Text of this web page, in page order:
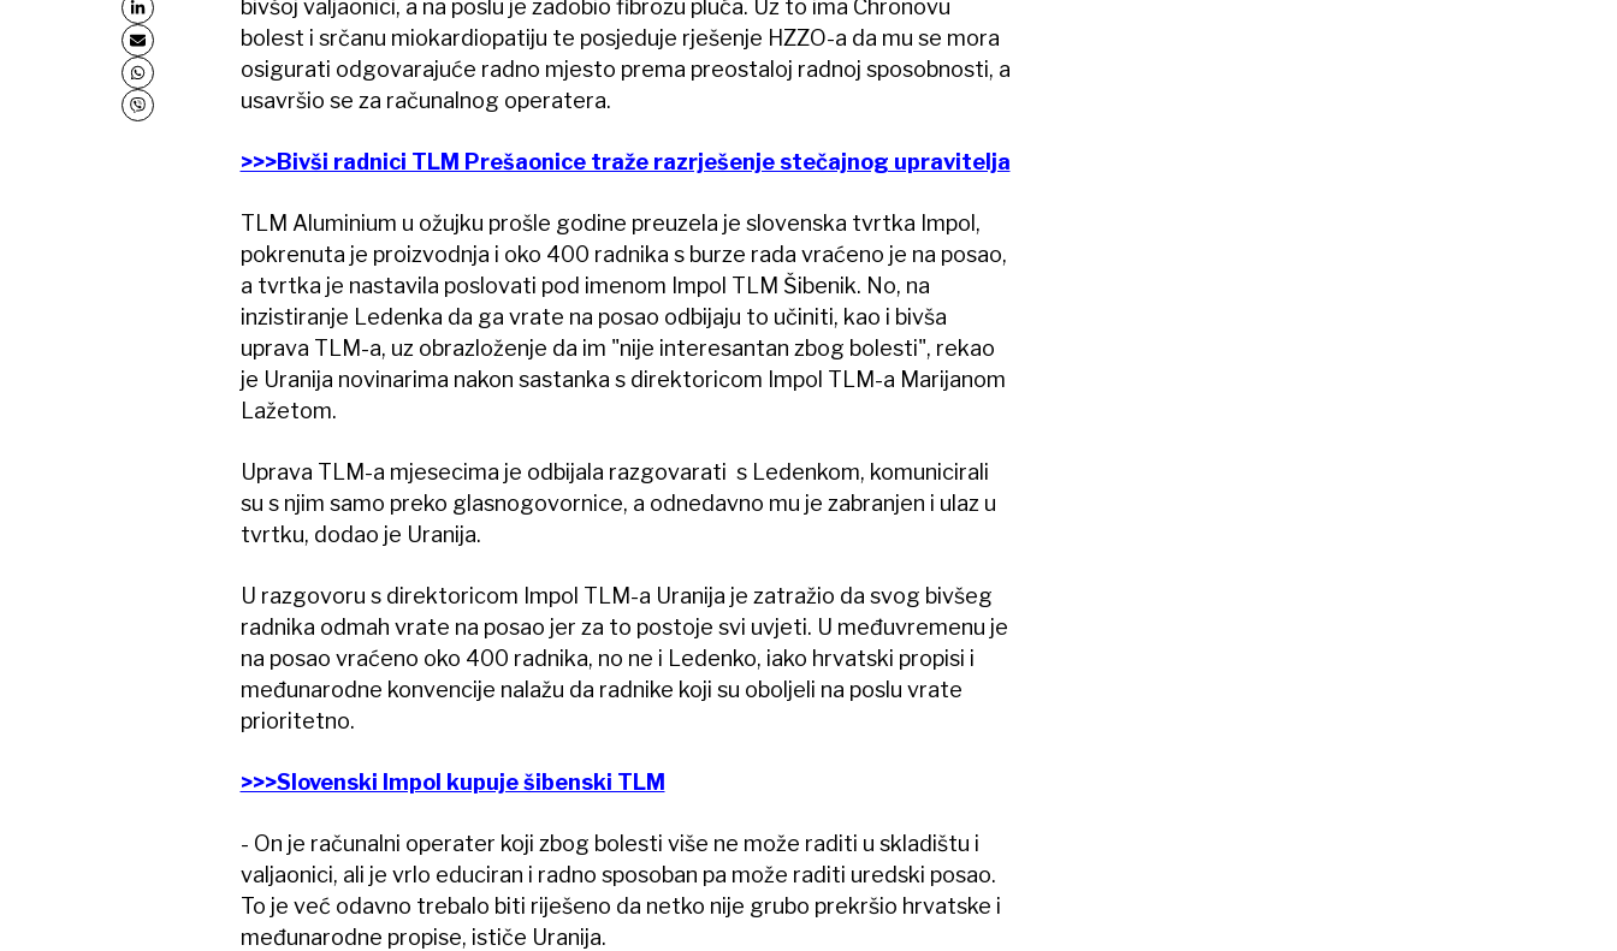
bivšoj valjaonici, a na poslu je zadobio fibrozu pluća. Uz to ima Chronovu
bolest i srčanu miokardiopatiju te posjeduje rješenje HZZO-a da mu se mora
osigurati odgovarajuće radno mjesto prema preostaloj radnoj sposobnosti, a
usavršio se za računalnog operatera.
>>>Bivši radnici TLM Prešaonice traže razrješenje stečajnog upravitelja
TLM Aluminium u ožujku prošle godine preuzela je slovenska tvrtka Impol,
pokrenuta je proizvodnja i oko 400 radnika s burze rada vraćeno je na posao,
a tvrtka je nastavila poslovati pod imenom Impol TLM Šibenik. No, na
inzistiranje Ledenka da ga vrate na posao odbijaju to učiniti, kao i bivša
uprava TLM-a, uz obrazloženje da im "nije interesantan zbog bolesti", rekao
je Uranija novinarima nakon sastanka s direktoricom Impol TLM-a Marijanom
Lažetom.
Uprava TLM-a mjesecima je odbijala razgovarati s Ledenkom, komunicirali
su s njim samo preko glasnogovornice, a odnedavno mu je zabranjen i ulaz u
tvrtku, dodao je Uranija.
U razgovoru s direktoricom Impol TLM-a Uranija je zatražio da svog bivšeg
radnika odmah vrate na posao jer za to postoje svi uvjeti. U međuvremenu je
na posao vraćeno oko 400 radnika, no ne i Ledenko, iako hrvatski propisi i
međunarodne konvencije nalažu da radnike koji su oboljeli na poslu vrate
prioritetno.
>>>Slovenski Impol kupuje šibenski TLM
- On je računalni operater koji zbog bolesti više ne može raditi u skladištu i
valjaonici, ali je vrlo educiran i radno sposoban pa može raditi uredski posao.
To je već odavno trebalo biti riješeno da netko nije grubo prekršio hrvatske i
međunarodne propise, ističe Uranija.